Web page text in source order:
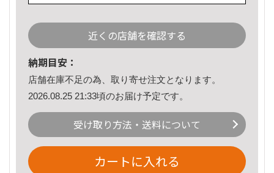
近くの店舗を確認する
納期目安：
店舗在庫不足の為、取り寄せ注文となります。
2026.08.25 21:33頃のお届け予定です。
受け取り方法・送料について
カートに入れる